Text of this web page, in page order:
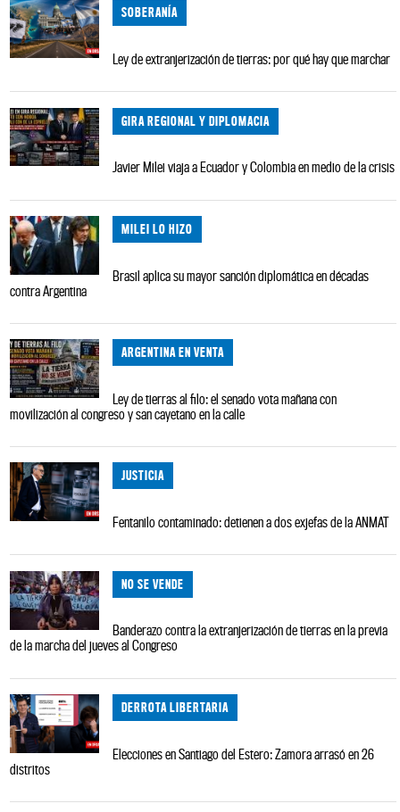
SOBERANÍA
Ley de extranjerización de tierras: por qué hay que marchar
GIRA REGIONAL Y DIPLOMACIA
Javier Milei viaja a Ecuador y Colombia en medio de la crisis
MILEI LO HIZO
Brasil aplica su mayor sanción diplomática en décadas
contra Argentina
ARGENTINA EN VENTA
Ley de tierras al filo: el senado vota mañana con
movilización al congreso y san cayetano en la calle
JUSTICIA
Fentanilo contaminado: detienen a dos exjefas de la ANMAT
NO SE VENDE
Banderazo contra la extranjerización de tierras en la previa
de la marcha del jueves al Congreso
DERROTA LIBERTARIA
Elecciones en Santiago del Estero: Zamora arrasó en 26
distritos